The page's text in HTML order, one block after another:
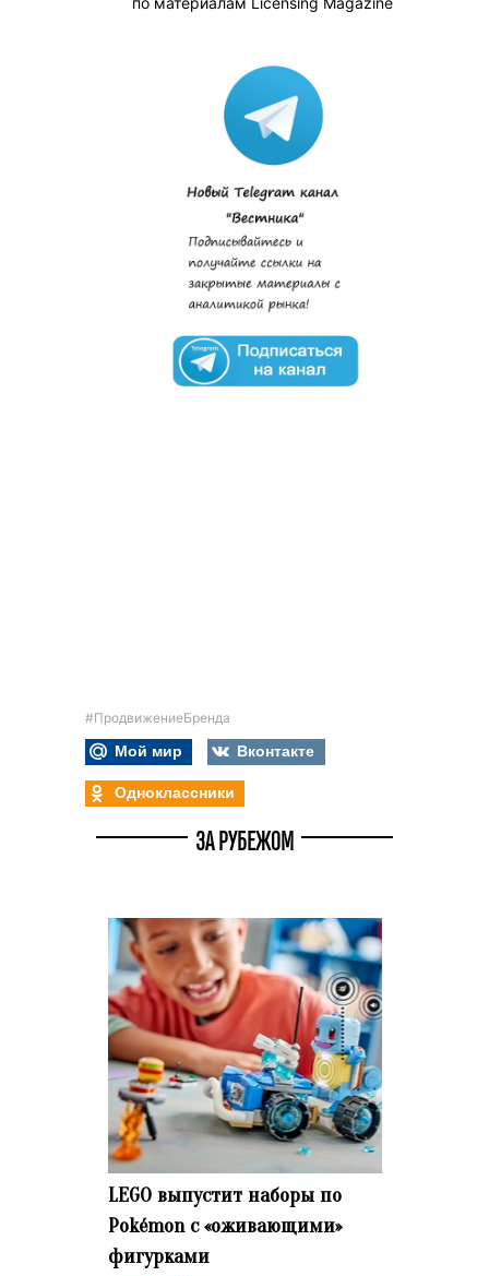
#ПродвижениеБренда
Мой мир
Вконтакте
Одноклассники
ЗА РУБЕЖОМ
LEGO выпустит наборы по
Pokémon с «оживающими»
фигурками